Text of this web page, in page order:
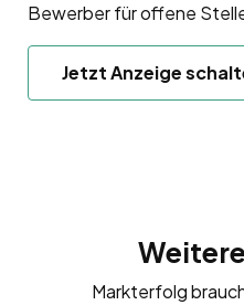
Bewerber für offene
Jetzt Anzeige
Markterfolg